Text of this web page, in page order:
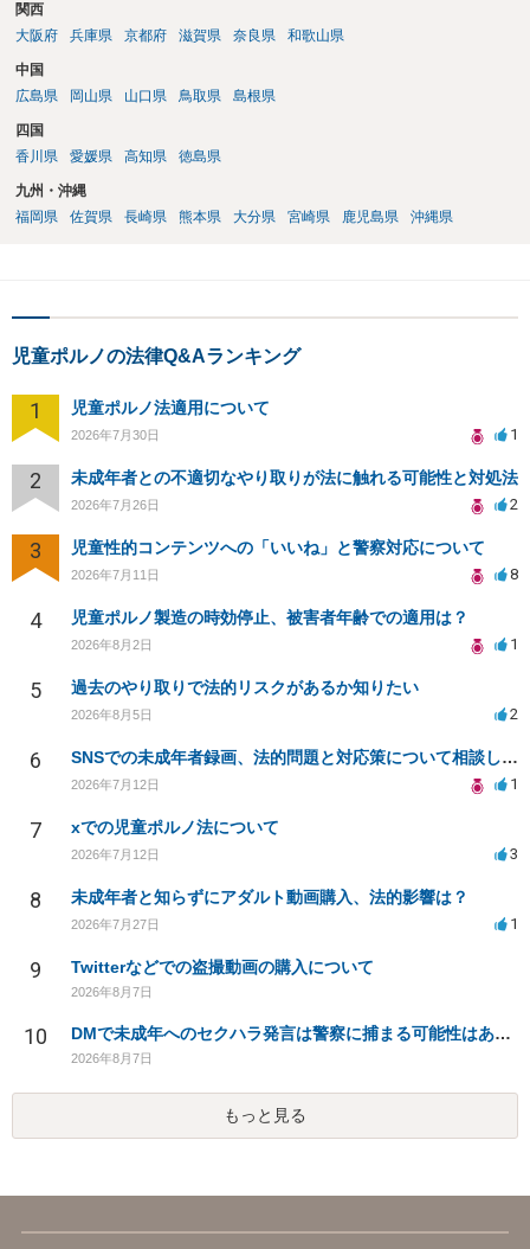
関西
大阪府
兵庫県 京都府 滋賀県 奈良県 和歌山県
中国
広島県
岡山県 山口県 鳥取県 島根県
四国
香川県
愛媛県 高知県 徳島県
九州・沖縄
福岡県
佐賀県 長崎県 熊本県 大分県 宮崎県 鹿児島県 沖縄県
児童ポルノの法律Q&Aランキング
1 児童ポルノ法適用について
2026年7月30日 1
2 未成年者との不適切なやり取りが法に触れる可能性と対処法
2026年7月26日 2
3 児童性的コンテンツへの「いいね」と警察対応について
2026年7月11日 8
4 児童ポルノ製造の時効停止、被害者年齢での適用は？
2026年8月2日 1
5 過去のやり取りで法的リスクがあるか知りたい
2026年8月5日 2
6 SNSでの未成年者録画、法的問題と対応策について相談したい
2026年7月12日 1
7 xでの児童ポルノ法について
2026年7月12日 3
8 未成年者と知らずにアダルト動画購入、法的影響は？
2026年7月27日 1
9 Twitterなどでの盗撮動画の購入について
2026年8月7日
10 DMで未成年へのセクハラ発言は警察に捕まる可能性はありますか
2026年8月7日
もっと見る